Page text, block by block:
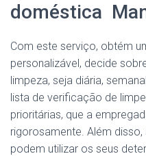
doméstica
Com este serviço, obtém
personalizável, decide
limpeza, seja diária,
lista de verificação de
prioritárias, que a
rigorosamente. Além
podem utilizar os seus